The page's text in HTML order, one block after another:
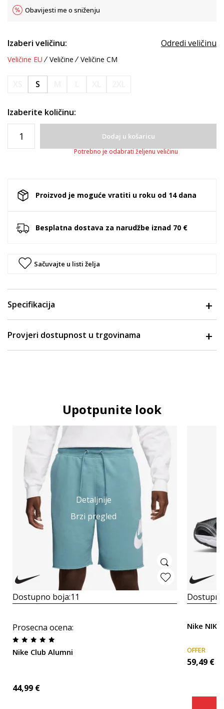
Obavijesti me o sniženju
Izaberi veličinu: Odredi veličinu
Veličine EU Veličine Veličine CM
S
Izaberite količinu:
Dodaj u košaricu
Potrebno je odabrati željenu veličinu
Proizvod je moguće vratiti u roku od 14 dana
Besplatna dostava za narudžbe iznad 70 €
Sačuvajte u listi želja
Specifikacija
Provjeri dostupnost u trgovinama
Upotpunite look
Detaljnije
Brzi pregled
Dostupno boja:11
Prosecna ocena:
Nike Club Alumni
44,99 €
Nike NIKE
OFFER
59,49 €